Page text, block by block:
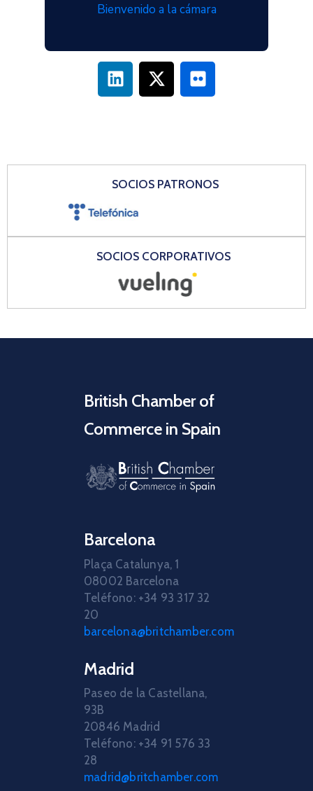
Bienvenido a la cámara
SOCIOS PATRONOS
SOCIOS CORPORATIVOS
British Chamber of
Commerce in Spain
Barcelona
Plaça Catalunya, 1
08002 Barcelona
Teléfono: +34 93 317 32
20
barcelona@britchamber.com
Madrid
Paseo de la Castellana,
93B
20846 Madrid
Teléfono: +34 91 576 33
28
madrid@britchamber.com